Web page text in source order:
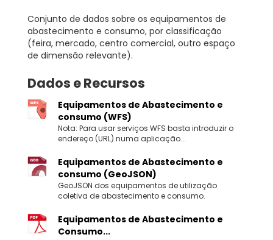
Conjunto de dados sobre os equipamentos de
abastecimento e consumo, por classificação
(feira, mercado, centro comercial, outro espaço
de dimensão relevante).
Dados e Recursos
Equipamentos de Abastecimento e
consumo (WFS)
Nota: Para usar serviços WFS basta introduzir o
endereço (URL) numa aplicação...
Equipamentos de Abastecimento e
consumo (GeoJSON)
GeoJSON dos equipamentos de utilização
coletiva de abastecimento e consumo.
Equipamentos de Abastecimento e
Consumo...